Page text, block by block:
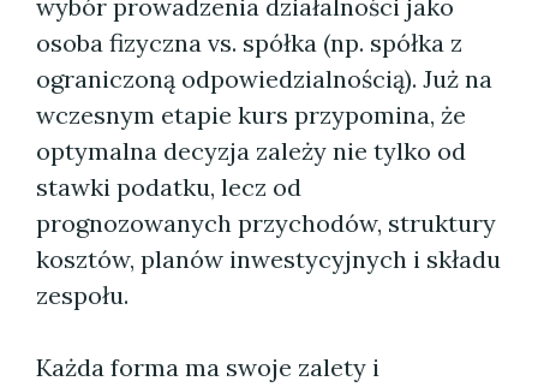
wybór prowadzenia działalności jako
osoba fizyczna vs. spółka (np. spółka z
ograniczoną odpowiedzialnością). Już na
wczesnym etapie kurs przypomina, że
optymalna decyzja zależy nie tylko od
stawki podatku, lecz od
prognozowanych przychodów, struktury
kosztów, planów inwestycyjnych i składu
zespołu.
Każda forma ma swoje zalety i